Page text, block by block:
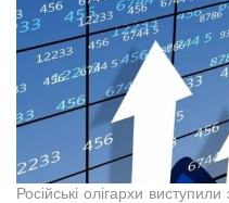
Російські олігархи